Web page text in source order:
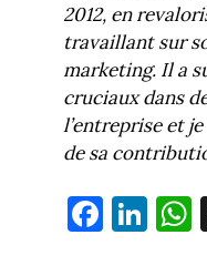
2012, en
travaillant sur
marketing. Il a
cruciaux dans
l’entreprise et
de sa
Fa
ce
Li
nk